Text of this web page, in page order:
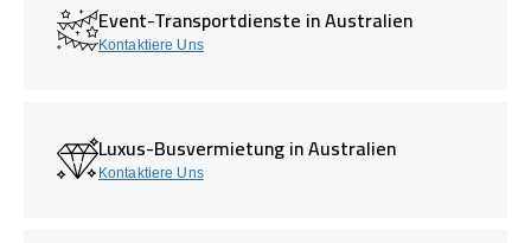
Event-Transportdienste in Australien
Kontaktiere Uns
Luxus-Busvermietung in Australien
Kontaktiere Uns